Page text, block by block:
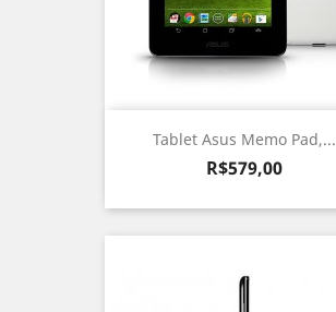
Tablet Asus Memo Pad,...
Preço
R$579,00